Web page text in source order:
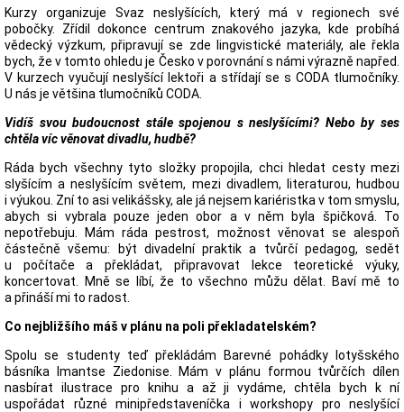
Kurzy organizuje Svaz neslyšících, který má v regionech své
pobočky. Zřídil dokonce centrum znakového jazyka, kde probíhá
vědecký výzkum, připravují se zde lingvistické materiály, ale řekla
bych, že v tomto ohledu je Česko v porovnání s námi výrazně napřed.
V kurzech vyučují neslyšící lektoři a střídají se s CODA tlumočníky.
U nás je většina tlumočníků CODA.
Vidíš svou budoucnost stále spojenou s neslyšícími? Nebo by ses
chtěla víc věnovat divadlu, hudbě?
Ráda bych všechny tyto složky propojila, chci hledat cesty mezi
slyšícím a neslyšícím světem, mezi divadlem, literaturou, hudbou
i výukou. Zní to asi velikášsky, ale já nejsem kariéristka v tom smyslu,
abych si vybrala pouze jeden obor a v něm byla špičková. To
nepotřebuju. Mám ráda pestrost, možnost věnovat se alespoň
částečně všemu: být divadelní praktik a tvůrčí pedagog, sedět
u počítače a překládat, připravovat lekce teoretické výuky,
koncertovat. Mně se líbí, že to všechno můžu dělat. Baví mě to
a přináší mi to radost.
Co nejbližšího máš v plánu na poli překladatelském?
Spolu se studenty teď překládám Barevné pohádky lotyšského
básníka Imantse Ziedonise. Mám v plánu formou tvůrčích dílen
nasbírat ilustrace pro knihu a až ji vydáme, chtěla bych k ní
uspořádat různé minipředstaveníčka i workshopy pro neslyšící